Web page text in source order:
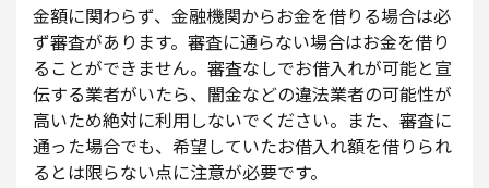
金額に関わらず、金融機関からお金を借りる場合は必
ず審査があります。審査に通らない場合はお金を借り
ることができません。審査なしでお借入れが可能と宣
伝する業者がいたら、闇金などの違法業者の可能性が
高いため絶対に利用しないでください。また、審査に
通った場合でも、希望していたお借入れ額を借りられ
るとは限らない点に注意が必要です。